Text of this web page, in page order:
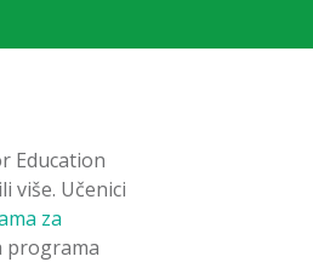
Education
više. Učenici
za
programa